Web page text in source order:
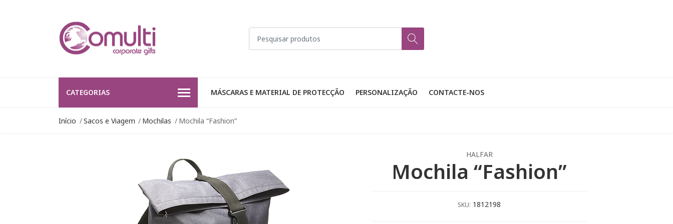
CATEGORIAS MÁSCARAS E MATERIAL DE PROTECÇÃO PERSONALIZAÇÃO CONTACTE-NOS
Início Sacos e Viagem Mochilas Mochila “Fashion”
HALFAR
Mochila “Fashion”
SKU: 1812198